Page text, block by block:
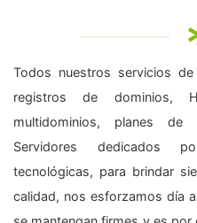
Todos nuestros servicios
registros de dominios,
multidominios, planes de
Servidores dedicados
tecnológicas, para brindar
calidad, nos esforzamos día